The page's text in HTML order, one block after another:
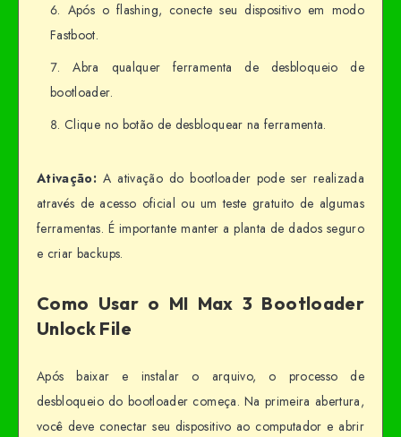
Após o flashing, conecte seu dispositivo em modo
Fastboot.
Abra qualquer ferramenta de desbloqueio de
bootloader.
Clique no botão de desbloquear na ferramenta.
Ativação: A ativação do bootloader pode ser realizada
através de acesso oficial ou um teste gratuito de algumas
ferramentas. É importante manter a planta de dados seguro
e criar backups.
Como Usar o MI Max 3 Bootloader
Unlock File
Após baixar e instalar o arquivo, o processo de
desbloqueio do bootloader começa. Na primeira abertura,
você deve conectar seu dispositivo ao computador e abrir